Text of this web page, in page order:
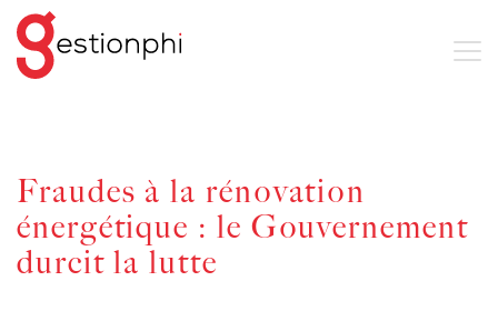
Fraudes à la rénovation
énergétique : le Gouvernement
durcit la lutte